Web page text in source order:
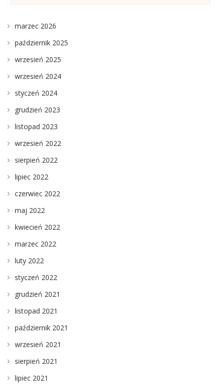
marzec 2026
październik 2025
wrzesień 2025
wrzesień 2024
styczeń 2024
grudzień 2023
listopad 2023
wrzesień 2022
sierpień 2022
lipiec 2022
czerwiec 2022
maj 2022
kwiecień 2022
marzec 2022
luty 2022
styczeń 2022
grudzień 2021
listopad 2021
październik 2021
wrzesień 2021
sierpień 2021
lipiec 2021